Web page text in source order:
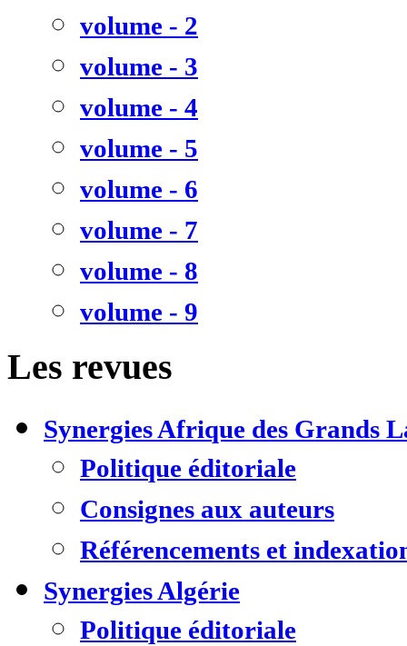
volume - 2
volume - 3
volume - 4
volume - 5
volume - 6
volume - 7
volume - 8
volume - 9
Les revues
Synergies Afrique des Grands
Politique éditoriale
Consignes aux auteurs
Référencements et
Synergies Algérie
Politique éditoriale